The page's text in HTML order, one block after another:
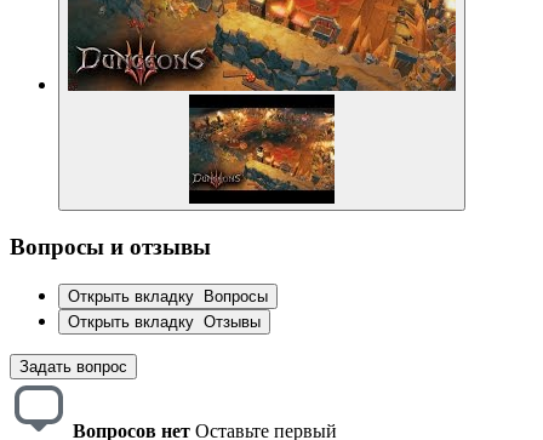
Вопросы и отзывы
Открыть вкладку
Вопросы
Открыть вкладку Отзывы
Задать вопрос
Вопросов нет Оставьте первый